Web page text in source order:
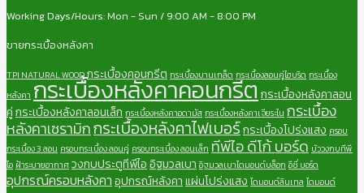
Working Days/Hours: Mon - Sun / 9:00 AM - 8:00 PM
ขายกระเบื้องหลังคา
TPI NATURAL WOODกระเบื้องคอนกรีตกระเบื้องบานเกล็ด กระเบื้องลอนคู่ไฮบริด กระเบื้อง
หลังคา กระเบื้องหลังคาคอนกรีตกระเบื้องหลังคาลอน
คู่กระเบื้องหลังคาลอนเล็กกระเบื้องหลังคาอดามัสกระเบื้องหลังคาเจียระไน กระเบื้อง
หลังคาเซรามิกกระเบื้องหลังคาไฟเบอร์กระเบื้องโปร่งแสง ครอบ
กระเบื้อง 3 ลอน ครอบกระเบื้อง ลอนคู่ ครอบกระเบื้อง ลอนเล็ก ทีพีไอ ดีโก้ บอร์ด บัววงกบทีพี
ไอ ฝ้าระบายอากาศวงกบประตูทีพีไออิฐมวลเบาอิฐมวลเบาไดมอนด์บล็อก อีซี่ บอร์ด
อุปกรณ์ครอบหลังคาอุปกรณ์หลังคาแผ่นโปร่งแสงไดมอนด์ลินเทล ไดมอนด์